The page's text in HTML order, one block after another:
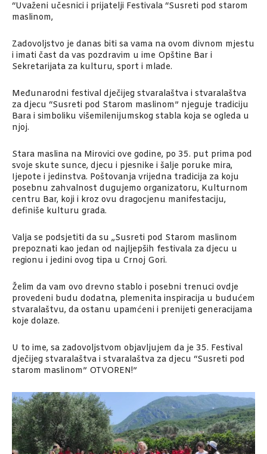
“Uvaženi učesnici i prijatelji Festivala “Susreti pod starom
maslinom,
Zadovoljstvo je danas biti sa vama na ovom divnom mjestu
i imati čast da vas pozdravim u ime Opštine Bar i
Sekretarijata za kulturu, sport i mlade.
Međunarodni festival dječijeg stvaralaštva i stvaralaštva
za djecu “Susreti pod Starom maslinom” njeguje tradiciju
Bara i simboliku višemilenijumskog stabla koja se ogleda u
njoj.
Stara maslina na Mirovici ove godine, po 35. put prima pod
svoje skute sunce, djecu i pjesnike i šalje poruke mira,
Ijepote i jedinstva. Poštovanja vrijedna tradicija za koju
posebnu zahvalnost dugujemo organizatoru, Kulturnom
centru Bar, koji i kroz ovu dragocjenu manifestaciju,
definiše kulturu grada.
Valja se podsjetiti da su „Susreti pod Starom maslinom
prepoznati kao jedan od najljepših festivala za djecu u
regionu i jedini ovog tipa u Crnoj Gori.
Želim da vam ovo drevno stablo i posebni trenuci ovdje
provedeni budu dodatna, plemenita inspiracija u budućem
stvaralaštvu, da ostanu upamćeni i prenijeti generacijama
koje dolaze.
U to ime, sa zadovoljstvom objavljujem da je 35. Festival
dječijeg stvaralaštva i stvaralaštva za djecu “Susreti pod
starom maslinom” OTVOREN!”